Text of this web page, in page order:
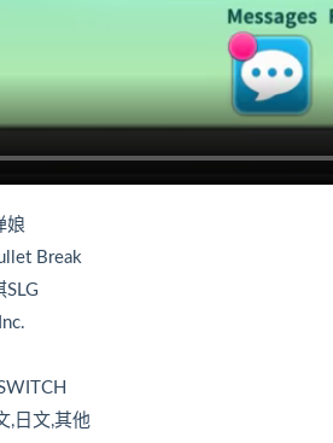
娘
Break
,日文,其他